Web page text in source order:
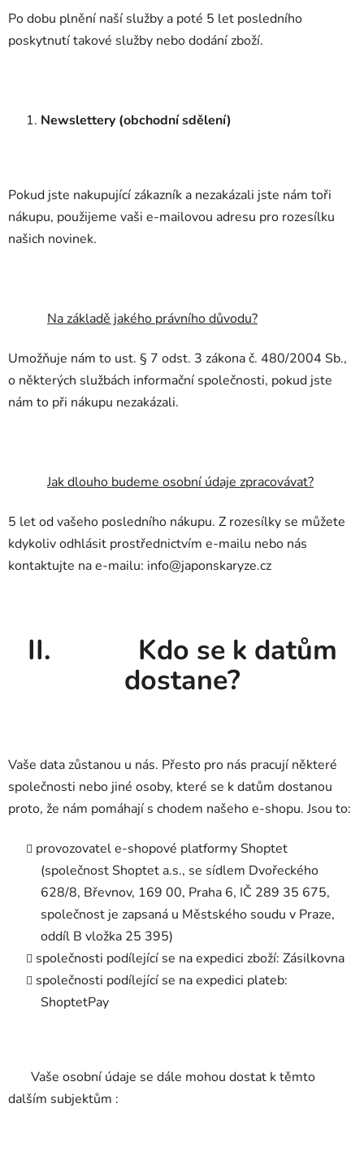
Po dobu plnění naší služby a poté 5 let posledního
poskytnutí takové služby nebo dodání zboží.
Newslettery (obchodní sdělení)
Pokud jste nakupující zákazník a nezakázali jste nám toři
nákupu, použijeme vaši e-mailovou adresu pro rozesílku
našich novinek.
Na základě jakého právního důvodu?
Umožňuje nám to ust. § 7 odst. 3 zákona č. 480/2004 Sb.,
o některých službách informační společnosti, pokud jste
nám to při nákupu nezakázali.
Jak dlouho budeme osobní údaje zpracovávat?
5 let od vašeho posledního nákupu. Z rozesílky se můžete
kdykoliv odhlásit prostřednictvím e-mailu nebo nás
kontaktujte na e-mailu: info@japonskaryze.cz
II. Kdo se k datům
dostane?
Vaše data zůstanou u nás. Přesto pro nás pracují některé
společnosti nebo jiné osoby, které se k datům dostanou
proto, že nám pomáhají s chodem našeho e-shopu. Jsou to:
provozovatel e-shopové platformy Shoptet
(společnost Shoptet a.s., se sídlem Dvořeckého
628/8, Břevnov, 169 00, Praha 6, IČ 289 35 675,
společnost je zapsaná u Městského soudu v Praze,
oddíl B vložka 25 395)
společnosti podílející se na expedici zboží: Zásilkovna
společnosti podílející se na expedici plateb:
ShoptetPay
Vaše osobní údaje se dále mohou dostat k těmto
dalším subjektům :